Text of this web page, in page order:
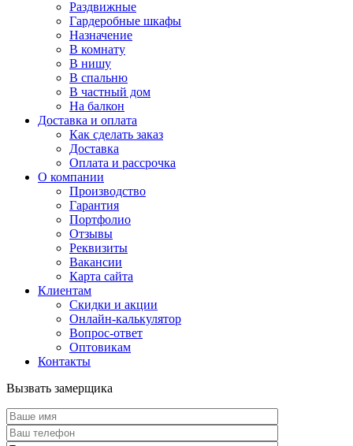
Раздвижные
Гардеробные шкафы
Назначение
В комнату
В нишу
В спальню
В частный дом
На балкон
Доставка и оплата
Как сделать заказ
Доставка
Оплата и рассрочка
О компании
Производство
Гарантия
Портфолио
Отзывы
Реквизиты
Вакансии
Карта сайта
Клиентам
Скидки и акции
Онлайн-калькулятор
Вопрос-ответ
Оптовикам
Контакты
Вызвать замерщика